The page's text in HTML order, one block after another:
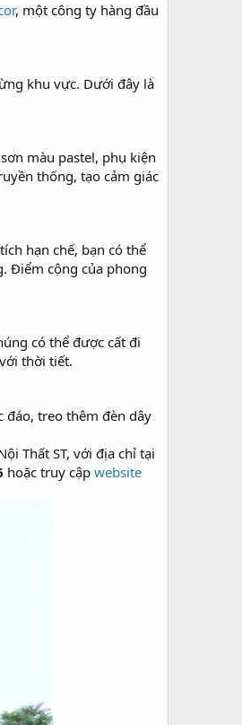
, một công ty hàng đầu
khu vực. Dưới đây là
màu pastel, phụ kiện
thống, tạo cảm giác
hạn chế, bạn có thể
Điểm cộng của phong
có thể được cất đi
thời tiết.
đáo, treo thêm đèn dây
Thất ST, với địa chỉ tại
hoặc truy cập website